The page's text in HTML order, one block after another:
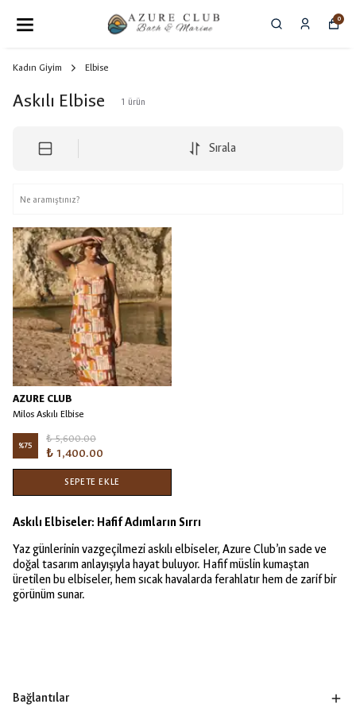
0
Kadın Giyim Elbise
Askılı Elbise 1 ürün
Sırala
AZURE CLUB
Milos Askılı Elbise
%75
₺ 5,600.00
₺ 1,400.00
SEPETE EKLE
Askılı Elbiseler: Hafif Adımların Sırrı
Yaz günlerinin vazgeçilmezi askılı elbiseler, Azure Club’ın sade ve
doğal tasarım anlayışıyla hayat buluyor. Hafif müslin kumaştan
üretilen bu elbiseler, hem sıcak havalarda ferahlatır hem de zarif bir
görünüm sunar.
Bağlantılar